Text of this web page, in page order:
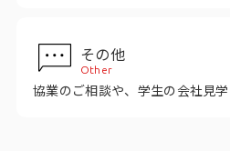
コーポレートサイト
その他
Other
協業のご相談や、学生の会社見